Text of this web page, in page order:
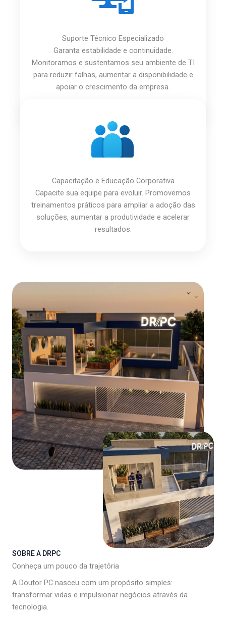
Suporte Técnico Especializado
Garanta estabilidade e continuidade.
Monitoramos e sustentamos seu ambiente de TI
para reduzir falhas, aumentar a disponibilidade e
apoiar o crescimento da empresa.
Capacitação e Educação Corporativa
Capacite sua equipe para evoluir. Promovemos
treinamentos práticos para ampliar a adoção das
soluções, aumentar a produtividade e acelerar
resultados.
SOBRE A DRPC
Conheça um pouco da trajetória
A Doutor PC nasceu com um propósito simples:
transformar vidas e impulsionar negócios através da
tecnologia.